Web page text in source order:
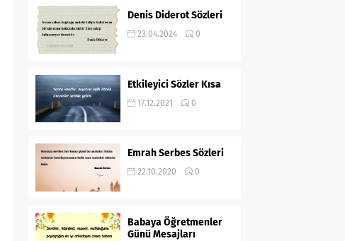
Denis Diderot Sözleri
23.04.2024 0
Etkileyici Sözler Kısa
17.12.2021 0
Emrah Serbes Sözleri
22.10.2020 0
Babaya Öğretmenler
Günü Mesajları